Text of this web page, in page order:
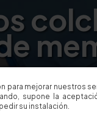
para mejorar nuestros
supone la
su instalación.